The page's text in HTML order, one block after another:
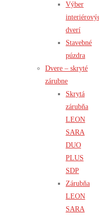
Výber
dverí
Stavebné
púzdra
Dvere – skryté
zárubne
Skrytá
zárubňa
LEON
SARA
DUO
PLUS
SDP
Zárubňa
LEON
SARA